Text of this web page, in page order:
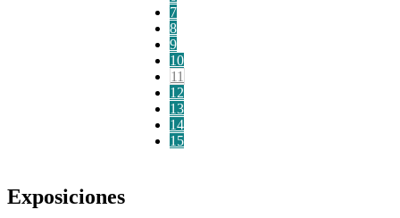
7
8
9
10
11
12
13
14
15
Exposiciones